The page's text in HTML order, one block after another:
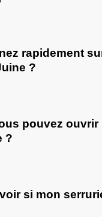
rapidement
?
pouvez ouvrir
?
si mon